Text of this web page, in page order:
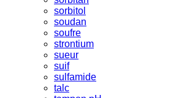
sorbitol
soudan
soufre
strontium
sueur
suif
sulfamide
talc